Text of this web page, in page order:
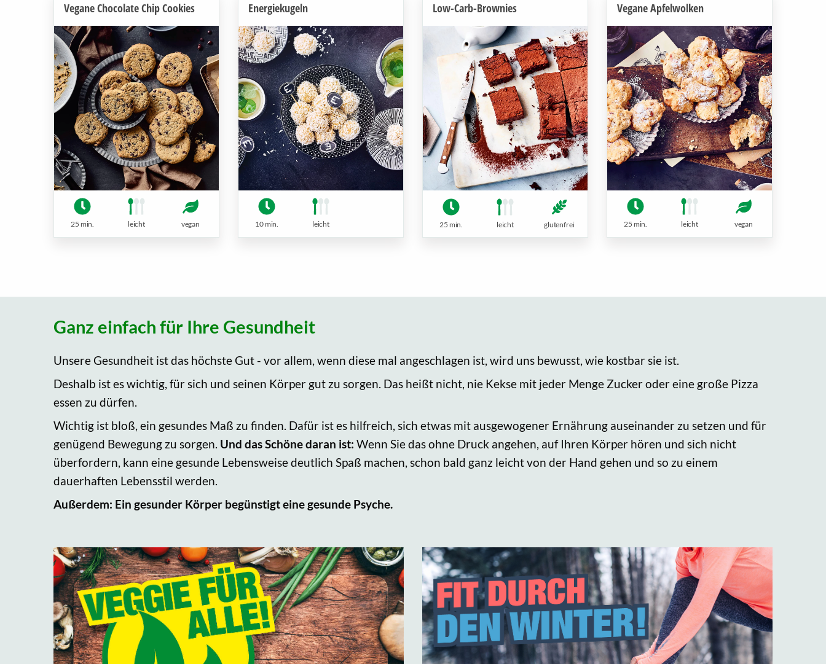
Vegane Chocolate Chip Cookies
25 min. leicht vegan
Energiekugeln
10 min. leicht
Low-Carb-Brownies
25 min. leicht glutenfrei
Vegane Apfelwolken
25 min. leicht vegan
Ganz einfach für Ihre Gesundheit
Unsere Gesundheit ist das höchste Gut - vor allem, wenn diese mal angeschlagen ist, wird uns bewusst, wie kostbar sie ist.
Deshalb ist es wichtig, für sich und seinen Körper gut zu sorgen. Das heißt nicht, nie Kekse mit jeder Menge Zucker oder eine große Pizza
essen zu dürfen.
Wichtig ist bloß, ein gesundes Maß zu finden. Dafür ist es hilfreich, sich etwas mit ausgewogener Ernährung auseinander zu setzen und für
genügend Bewegung zu sorgen. Und das Schöne daran ist: Wenn Sie das ohne Druck angehen, auf Ihren Körper hören und sich nicht
überfordern, kann eine gesunde Lebensweise deutlich Spaß machen, schon bald ganz leicht von der Hand gehen und so zu einem
dauerhaften Lebensstil werden.
Außerdem: Ein gesunder Körper begünstigt eine gesunde Psyche.